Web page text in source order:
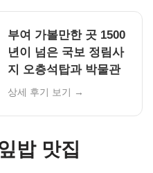
부여 가볼만한 곳 1500
년이 넘은 국보 정림사
지 오층석탑과 박물관
상세 후기 보기 →
밥 맛집